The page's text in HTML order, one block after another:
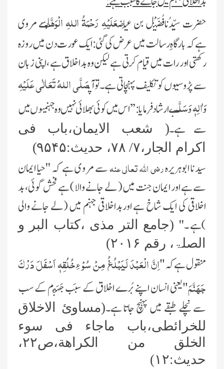
حضرت سیِّدُنافُضَیْل بن عِیاضعَلَیْہِ رَحْمَۃُ اللہِ الْوَہَّابسے مروی
ہےکہ بارگاہِ رسالت میں عرض کی گئی:ایکعورت دن میں روزہ
رکھتی اور رات میں قیام کرتی ہے لیکن وہ بد اخلاق ہے ،اپنی زبان
سے پڑوسیوں کو تکلیف پہنچاتی ہے۔توآپصَلَّی اللہُ تَعَالٰی عَلَیْہِ
وَاٰلِہٖ وَسَلَّمنے ارشادفرمایا:’’اس میں کوئی بھلائی نہیں وہ جہنمیوں میں
سے ہے۔( شعب الايمان،باب فی
اکرام الجار ،۷/ ۷۸، حديث:۹۵۴۵)
سیدنا ابوہریرہرضی اللہ تعالی عنہسے مروی ہے کہ ''حیا ایمان
سے ہے اور ایمان جنت میں( لے جانے والا) ہے فحش گوئی، بد
اخلاقی کی ایک شاخ ہے اوربداخلاقی جہنم میں (لے جانے والی
)ہے ۔'' (جامع التر مذی ،کتاب البر و
الصلۃ، رقم ۲۰۱۶)
منقول ہےکہ"اِنَّ الْعَبْدَ لَیَبْلُغُ مِنْ سُوْ ءِخُلُقِہٖ اَسْفَلَ دَرْکَ
جَھَنَّمَ"یعنی انسان اپنے بُرے اخلاق کے سبَب جَہَنَّم کے سب
سے نچلے طبقے میں پہنچ جاتا ہے۔(مساویٔ الاخلاق
للخرائطی،باب ماجاء فی سوء
الخلق من الکراهة،ص۲۲،
حديث:۱۲)